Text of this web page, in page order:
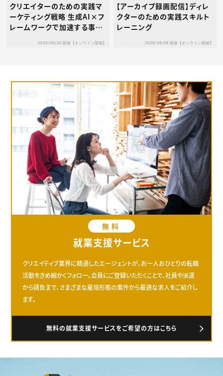
クリエイターのための実践マ
ーケティング戦略 生成AI×フ
レームワークで加速する事業
T分析 × アンゾフの成長ベク
2026/08/20 開催【オンライン開催】
【アーカイブ録画配信】ディレ
クターのための実践スキルト
レーニング
2026/08/06 開催【オンライン開催】
無料
就業支援サービス
クリエイティブ業界に精通したエージェントが、お一人おひとりの転職
活動をきめ細かくフォロー。会員にご登録いただくことで、社員や派遣
から請負まで、さまざまな雇用形態の案件から最適な求人をご紹介し
ます。
無料の就業支援サービスをご希望の方はこちら